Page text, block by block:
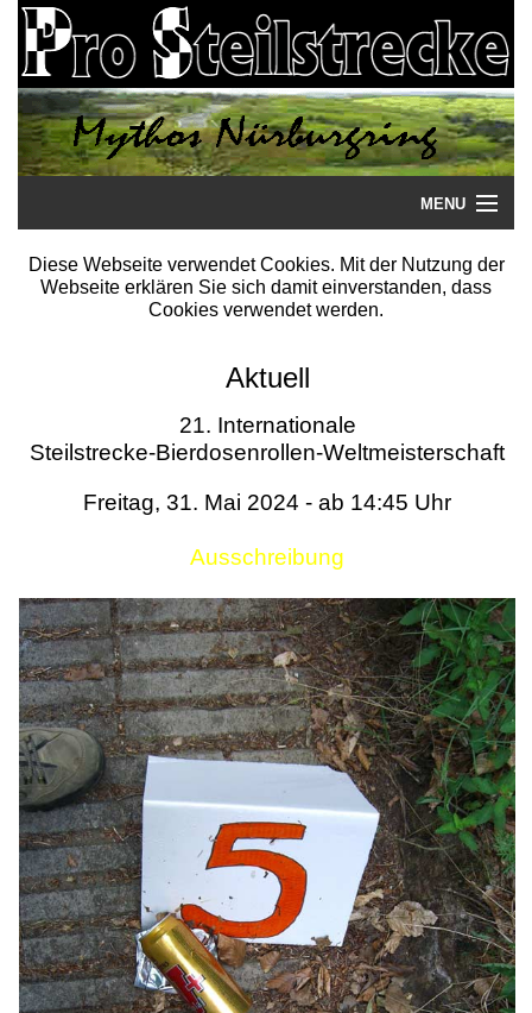
MENU
Startseite
Literatur
Termine
Diese Webseite verwendet Cookies. Mit der Nutzung der
Webseite erklären Sie sich damit einverstanden, dass
Cookies verwendet werden.
Aktuell
21. Internationale
Steilstrecke-Bierdosenrollen-Weltmeisterschaft
Freitag, 31. Mai 2024 - ab 14:45 Uhr
Ausschreibung